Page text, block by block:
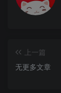
上一篇
无更多文章